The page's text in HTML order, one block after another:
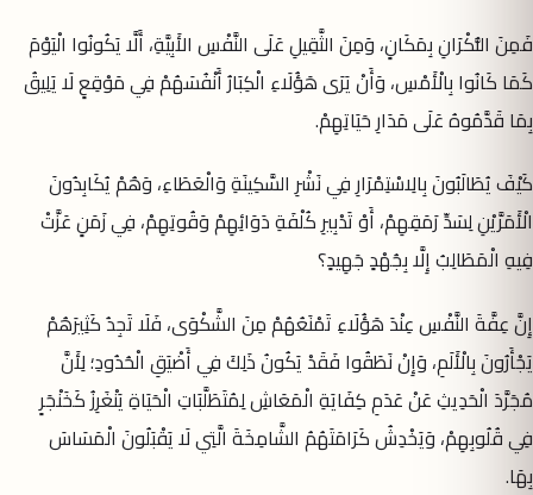
فَمِنَ النُّكْرَانِ بِمَكَانٍ، وَمِنَ الثَّقِيلِ عَلَى النَّفْسِ الأَبِيَّةِ، أَلَّا يَكُونُوا الْيَوْمَ
كَمَا كَانُوا بِالْأَمْسِ، وَأَنْ يَرَى هَؤُلَاءِ الْكِبَارُ أَنْفُسَهُمْ فِي مَوْقِعٍ لَا يَلِيقُ
بِمَا قَدَّمُوهُ عَلَى مَدَارِ حَيَاتِهِمْ.
كَيْفَ يُطَالَبُونَ بِالِاسْتِمْرَارِ فِي نَشْرِ السَّكِينَةِ وَالْعَطَاءِ، وَهُمْ يُكَابِدُونَ
الْأَمَرَّيْنِ لِسَدِّ رَمَقِهِمْ، أَوْ تَدْبِيرِ كُلْفَةِ دَوَائِهِمْ وَقُوتِهِمْ، فِي زَمَنٍ عَزَّتْ
فِيهِ الْمَطَالِبُ إِلَّا بِجُهْدٍ جَهِيدٍ؟
إِنَّ عِفَّةَ النَّفْسِ عِنْدَ هَؤُلَاءِ تَمْنَعُهُمْ مِنَ الشَّكْوَى، فَلَا تَجِدُ كَثِيرَهُمْ
يَجْأَرُونَ بِالْأَلَمِ، وَإِنْ نَطَقُوا فَقَدْ يَكُونُ ذَلِكَ فِي أَضْيَقِ الْحُدُودِ؛ لِأَنَّ
مُجَرَّدَ الْحَدِيثِ عَنْ عَدَمِ كِفَايَةِ الْمَعَاشِ لِمُتَطَلَّبَاتِ الْحَيَاةِ يَنْغَرِزُ كَخَنْجَرٍ
فِي قُلُوبِهِمْ، وَيَخْدِشُ كَرَامَتَهُمُ الشَّامِخَةَ الَّتِي لَا يَقْبَلُونَ الْمَسَاسَ
بِهَا.